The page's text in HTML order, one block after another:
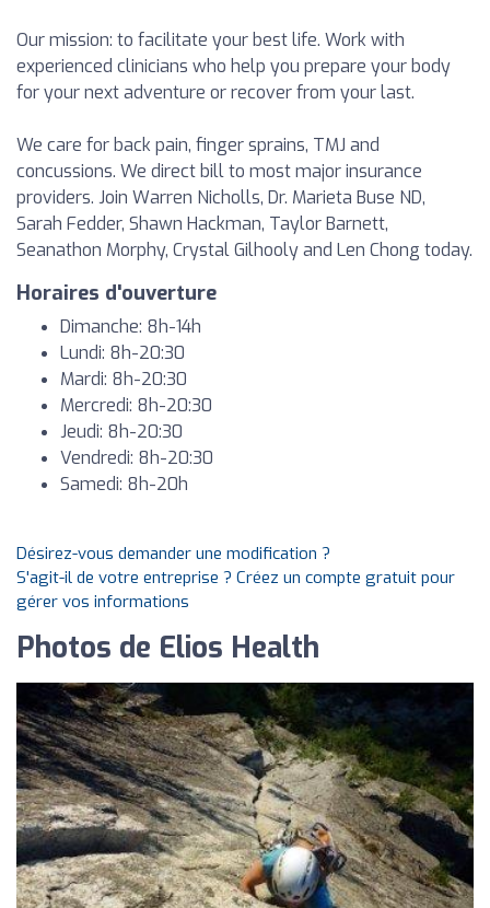
Our mission: to facilitate your best life. Work with
experienced clinicians who help you prepare your body
for your next adventure or recover from your last.
We care for back pain, finger sprains, TMJ and
concussions. We direct bill to most major insurance
providers. Join Warren Nicholls, Dr. Marieta Buse ND,
Sarah Fedder, Shawn Hackman, Taylor Barnett,
Seanathon Morphy, Crystal Gilhooly and Len Chong today.
Horaires d'ouverture
Dimanche: 8h-14h
Lundi: 8h-20:30
Mardi: 8h-20:30
Mercredi: 8h-20:30
Jeudi: 8h-20:30
Vendredi: 8h-20:30
Samedi: 8h-20h
Désirez-vous demander une modification ?
S'agit-il de votre entreprise ? Créez un compte gratuit pour
gérer vos informations
Photos de Elios Health